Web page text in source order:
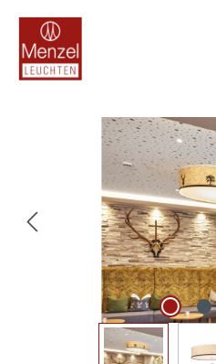
Bildergalerie überspringen